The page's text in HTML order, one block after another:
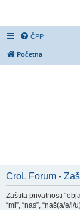
ČPP
Početna
CroL Forum -
Zaštita privatnosti
“mi”, “nas”, “naš(a/e/